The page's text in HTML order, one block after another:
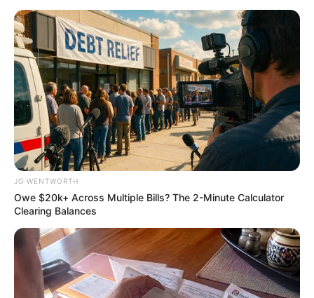
CVS Hides This $1 Generic Viagra - Here's The
Aisle It's Really In.
FRIDAY PLANS
Flip This Switch: Next Month Your Electric Bill
Won't Be $245 But $14
STOPWATT
JG WENTWORTH
Owe $20k+ Across Multiple Bills? The 2-Minute Calculator
Clearing Balances